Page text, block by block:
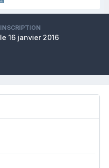
INSCRIPTION
le 16 janvier 2016